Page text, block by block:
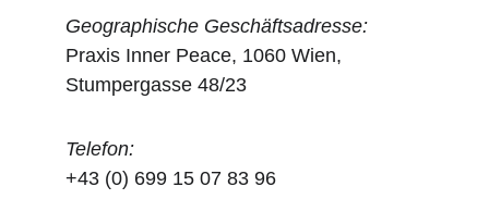
Geographische Geschäftsadresse:
Praxis Inner Peace, 1060 Wien,
Stumpergasse 48/23
Telefon:
+43 (0) 699 15 07 83 96​